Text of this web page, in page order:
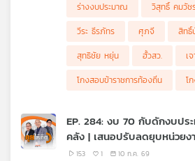
ร่างงบประมาณ
วิสุทธิ์ คมวั
วีระ ธีรภัทร
ศุภจี
สิทธิ์
สุทธิชัย หยุ่น
ฮั้วสว.
เ
โกงสอบข้าราชการท้องถิ่น
โ
EP. 284: งบ 70 กับดักงบปร
คลัง | เสนอปรับลดยุบหน่วยง
ข้าราชการ | ถอดรหัสลับคะแนน
153 1 10 ก.ค. 69